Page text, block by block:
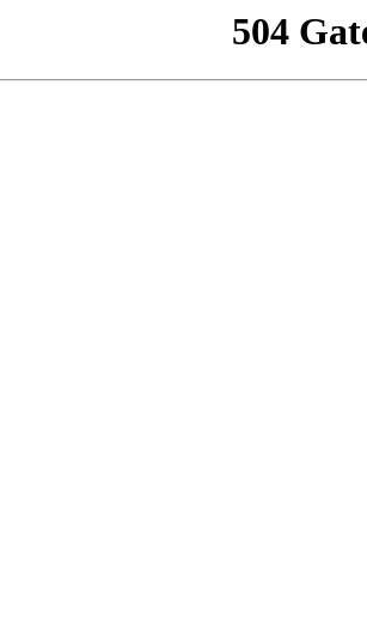
504